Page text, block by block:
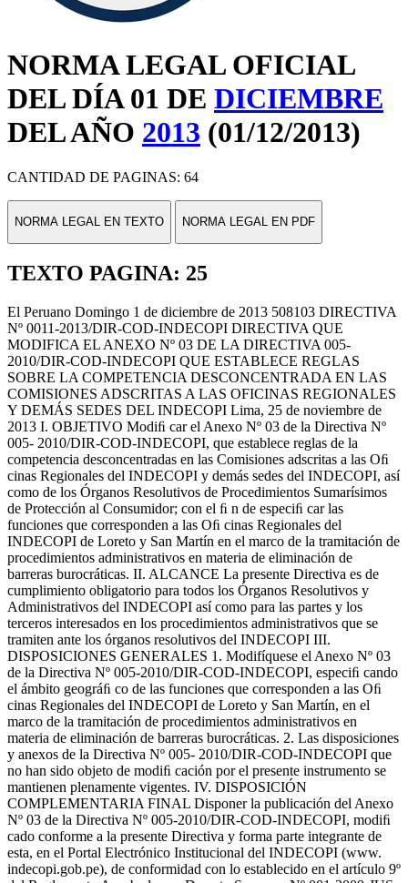
NORMA LEGAL OFICIAL
DEL DÍA 01 DE DICIEMBRE
DEL AÑO 2013 (01/12/2013)
CANTIDAD DE PAGINAS: 64
NORMA LEGAL EN TEXTO NORMA LEGAL EN PDF
TEXTO PAGINA: 25
El Peruano Domingo 1 de diciembre de 2013 508103 DIRECTIVA
Nº 0011-2013/DIR-COD-INDECOPI DIRECTIVA QUE
MODIFICA EL ANEXO Nº 03 DE LA DIRECTIVA 005-
2010/DIR-COD-INDECOPI QUE ESTABLECE REGLAS
SOBRE LA COMPETENCIA DESCONCENTRADA EN LAS
COMISIONES ADSCRITAS A LAS OFICINAS REGIONALES
Y DEMÁS SEDES DEL INDECOPI Lima, 25 de noviembre de
2013 I. OBJETIVO Modiﬁ car el Anexo Nº 03 de la Directiva Nº
005- 2010/DIR-COD-INDECOPI, que establece reglas de la
competencia desconcentradas en las Comisiones adscritas a las Oﬁ
cinas Regionales del INDECOPI y demás sedes del INDECOPI, así
como de los Órganos Resolutivos de Procedimientos Sumarísimos
de Protección al Consumidor; con el ﬁ n de especiﬁ car las
funciones que corresponden a las Oﬁ cinas Regionales del
INDECOPI de Loreto y San Martín en el marco de la tramitación de
procedimientos administrativos en materia de eliminación de
barreras burocráticas. II. ALCANCE La presente Directiva es de
cumplimiento obligatorio para todos los Órganos Resolutivos y
Administrativos del INDECOPI así como para las partes y los
terceros interesados en los procedimientos administrativos que se
tramiten ante los órganos resolutivos del INDECOPI III.
DISPOSICIONES GENERALES 1. Modifíquese el Anexo Nº 03
de la Directiva Nº 005-2010/DIR-COD-INDECOPI, especiﬁ cando
el ámbito geográﬁ co de las funciones que corresponden a las Oﬁ
cinas Regionales del INDECOPI de Loreto y San Martín, en el
marco de la tramitación de procedimientos administrativos en
materia de eliminación de barreras burocráticas. 2. Las disposiciones
y anexos de la Directiva Nº 005- 2010/DIR-COD-INDECOPI que
no han sido objeto de modiﬁ cación por el presente instrumento se
mantienen plenamente vigentes. IV. DISPOSICIÓN
COMPLEMENTARIA FINAL Disponer la publicación del Anexo
Nº 03 de la Directiva Nº 005-2010/DIR-COD-INDECOPI, modiﬁ
cado conforme a la presente Directiva y forma parte integrante de
esta, en el Portal Electrónico Institucional del INDECOPI (www.
indecopi.gob.pe), de conformidad con lo establecido en el artículo 9º